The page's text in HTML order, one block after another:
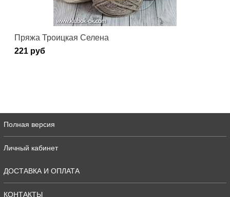
Пряжа Троицкая Селена
221 руб
Полная версия
Личный кабинет
ДОСТАВКА И ОПЛАТА
КОНТАКТЫ